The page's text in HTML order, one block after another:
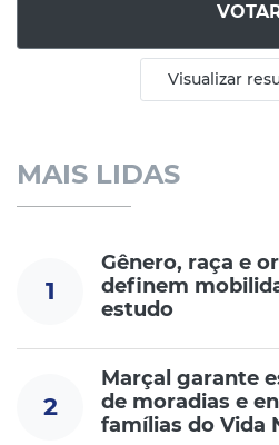
Visualizar
MAIS LIDAS
1
Gênero, raça e
definem
estudo
2
Marçal garante
de moradias e
famílias do Vida